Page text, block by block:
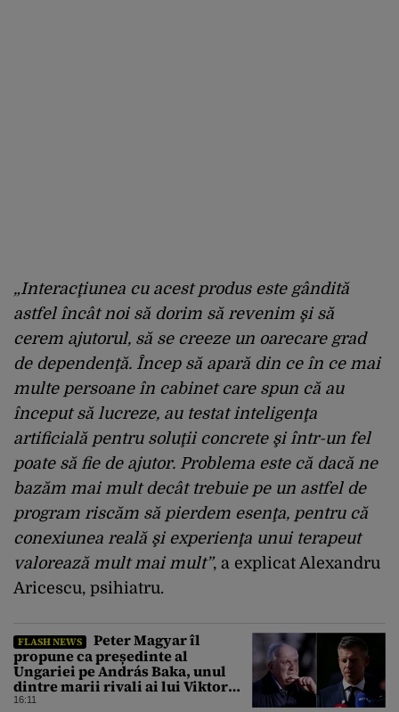
„Interacţiunea cu acest produs este gândită
astfel încât noi să dorim să revenim şi să
cerem ajutorul, să se creeze un oarecare grad
de dependenţă. Încep să apară din ce în ce mai
multe persoane în cabinet care spun că au
început să lucreze, au testat inteligenţa
artificială pentru soluţii concrete şi într-un fel
poate să fie de ajutor. Problema este că dacă ne
bazăm mai mult decât trebuie pe un astfel de
program riscăm să pierdem esenţa, pentru că
conexiunea reală şi experienţa unui terapeut
valorează mult mai mult”, a explicat Alexandru
Aricescu, psihiatru.
FLASH NEWS
Peter Magyar îl
propune ca președinte al
Ungariei pe András Baka, unul
dintre marii rivali ai lui Viktor
Orbán
16:11